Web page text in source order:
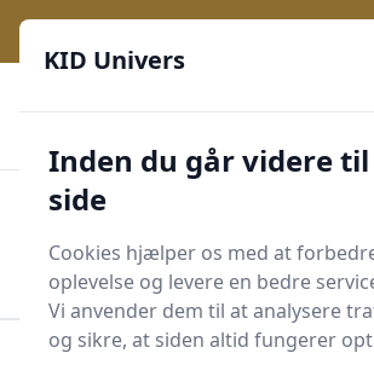
Start søgning
Start søgning
KID Univers
Inden du går videre
side
Cookies hjælper os med at
oplevelse og levere en bedre
Vi anvender dem til at analysere
og sikre, at siden altid fungerer